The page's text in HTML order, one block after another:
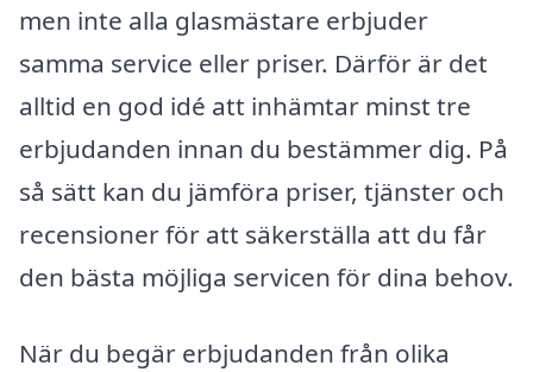
men inte alla glasmästare erbjuder
samma service eller priser. Därför är det
alltid en god idé att inhämtar minst tre
erbjudanden innan du bestämmer dig. På
så sätt kan du jämföra priser, tjänster och
recensioner för att säkerställa att du får
den bästa möjliga servicen för dina behov.
När du begär erbjudanden från olika